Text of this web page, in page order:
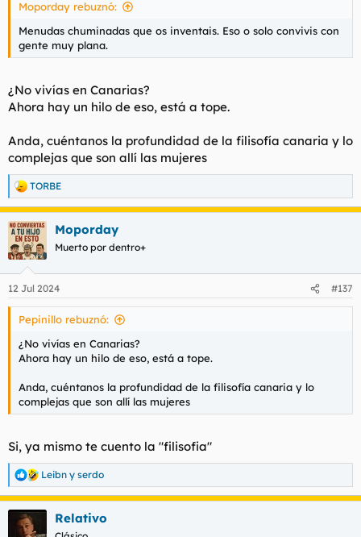
Moporday rebuznó:
Menudas chuminadas que os inventais. Eso o solo convivis con
gente muy plana.
¿No vivías en Canarias?
Ahora hay un hilo de eso, está a tope.
Anda, cuéntanos la profundidad de la filisofía canaria y lo
complejas que son allí las mujeres
R
e
a
c
c
i
e
s
TORBE
Moporday
Muerto por dentro+
12 Jul 2024 #137
Pepinillo rebuznó:
¿No vivías en Canarias?
Ahora hay un hilo de eso, está a tope.
Anda, cuéntanos la profundidad de la filisofía canaria y lo
complejas que son allí las mujeres
Si, ya mismo te cuento la "filisofia"
R
e
a
c
Leibn y serdo
Relativo